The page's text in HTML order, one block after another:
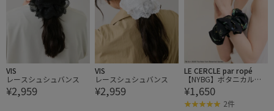
VIS
レースシュシュバンス
¥2,959
VIS
レースシュシュバンス
¥2,959
LE CERCLE par ropé
【NYBG】ボタニカル柄
シュシュ
¥1,650
2件